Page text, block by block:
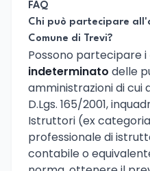
FAQ
Chi può partecipare
Comune di Trevi?
Possono partecipare i
indeterminato delle
amministrazioni di cui
D.Lgs. 165/2001,
Istruttori (ex
professionale di
contabile o